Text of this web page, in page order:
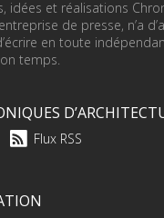
idées et réalisations
de presse, n’a
en toute
temps.
Flux RSS